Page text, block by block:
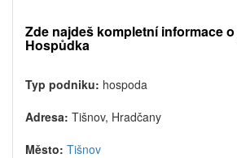
Zde najdeš kompletní informace
Hospůdka
Typ podniku: hospoda
Adresa: Tišnov, Hradčany
Město: Tišnov